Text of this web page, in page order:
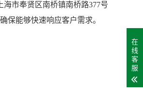
市奉贤区南桥镇南桥路377号
保能够快速响应客户需求。
在
线
客
服